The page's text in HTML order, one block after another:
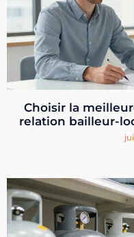
Choisir la
relation bailleur-